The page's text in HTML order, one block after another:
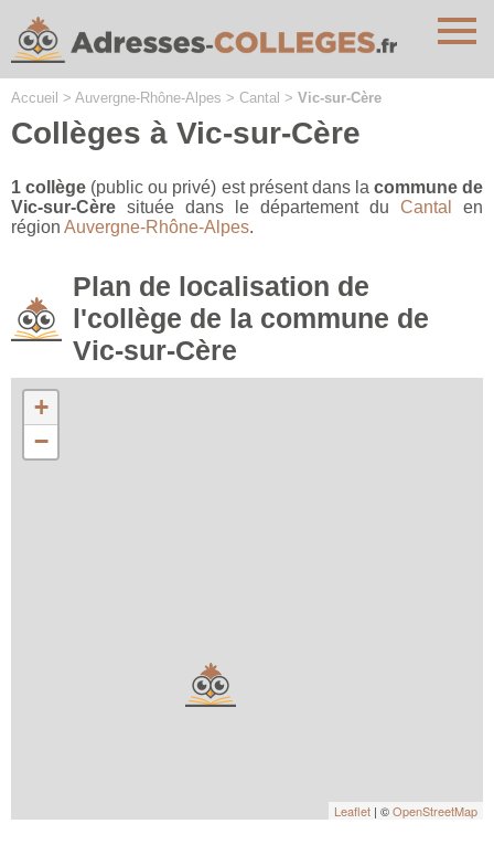
Accueil > Auvergne-Rhône-Alpes > Cantal > Vic-sur-Cère
Collèges à Vic-sur-Cère
1 collège (public ou privé) est présent dans la commune de
Vic-sur-Cère située dans le département du Cantal
en
région Auvergne-Rhône-Alpes.
Plan de localisation de
l'collège de la commune de
Vic-sur-Cère
+
−
Leaflet | ©OpenStreetMap